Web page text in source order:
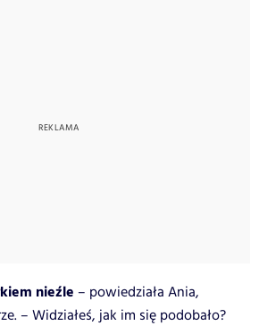
nieźle – powiedziała Ania,
– Widziałeś, jak im się podobało?